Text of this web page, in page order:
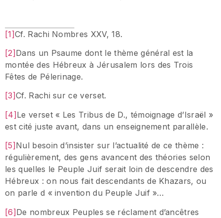
[1]Cf. Rachi Nombres XXV, 18.
[2] Dans un Psaume dont le thème général est la
montée des Hébreux à Jérusalem lors des Trois
Fêtes de Pélerinage.
[3]Cf. Rachi sur ce verset.
[4]Le verset « Les Tribus de D., témoignage d’Israël »
est cité juste avant, dans un enseignement parallèle.
[5] Nul besoin d’insister sur l’actualité de ce thème :
régulièrement, des gens avancent des théories selon
les quelles le Peuple Juif serait loin de descendre des
Hébreux : on nous fait descendants de Khazars, ou
on parle d « invention du Peuple Juif »…
[6]De nombreux Peuples se réclament d’ancêtres